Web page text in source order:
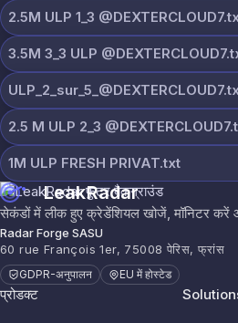
2.5M ULP 1_3
3.5M 3_3 ULP
2.5 M ULP 2_3
1M ULP FRESH PRIVAT.txt
LeakRadar
सेकंडों में लीक हुए क्रेडेंशियल खोजें, मॉनिटर करें
Radar Forge SASU
60 rue François 1er, 75008 पेरिस, फ्रांस
GDPR-अनुपालन EU में होस्टेड
प्रोडक्ट